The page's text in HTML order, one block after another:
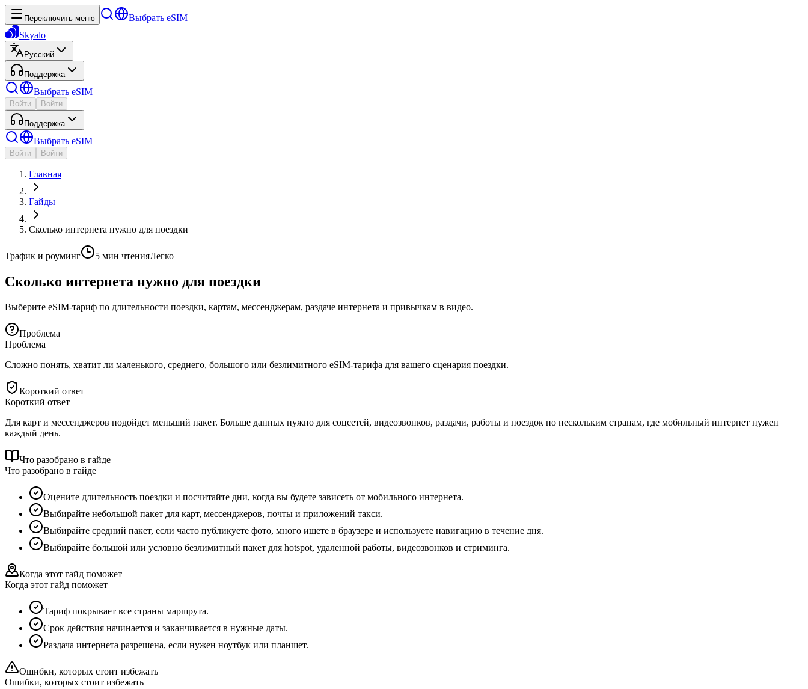
Переключить меню
Выбрать eSIM
Skyalo
Русский
Поддержка
Выбрать eSIM
Войти Войти
Поддержка
Выбрать eSIM
Войти Войти
Главная
Гайды
Сколько интернета нужно для поездки
Трафик и роуминг 5 мин чтенияЛегко
Сколько интернета нужно для поездки
Выберите eSIM-тариф по длительности поездки, картам, мессенджерам, раздаче интернета и привычкам в видео.
Проблема
Проблема
Сложно понять, хватит ли маленького, среднего, большого или безлимитного eSIM-тарифа для вашего сценария поездки.
Короткий ответ
Короткий ответ
Для карт и мессенджеров подойдет меньший пакет. Больше данных нужно для соцсетей, видеозвонков, раздачи, работы и поездок по нескольким странам, где мобильный интернет нужен
каждый день.
Что разобрано в гайде
Что разобрано в гайде
Оцените длительность поездки и посчитайте дни, когда вы будете зависеть от мобильного интернета.
Выбирайте небольшой пакет для карт, мессенджеров, почты и приложений такси.
Выбирайте средний пакет, если часто публикуете фото, много ищете в браузере и используете навигацию в течение дня.
Выбирайте большой или условно безлимитный пакет для hotspot, удаленной работы, видеозвонков и стриминга.
Когда этот гайд поможет
Когда этот гайд поможет
Тариф покрывает все страны маршрута.
Срок действия начинается и заканчивается в нужные даты.
Раздача интернета разрешена, если нужен ноутбук или планшет.
Ошибки, которых стоит избежать
Ошибки, которых стоит избежать